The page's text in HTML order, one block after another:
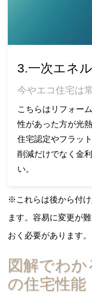
3.一次エネ
今やエコ住宅は
こちらはリフォー
性があった方が光
住宅認定やフラッ
削減だけでなく金
い。
※これらは後から付
ます。容易に変更が
おく必要があります。
図解でわ
の住宅性能